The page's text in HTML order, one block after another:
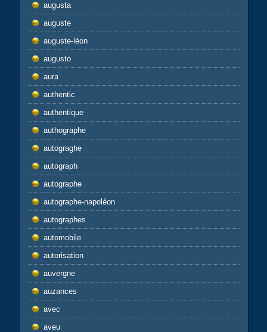
augusta
auguste
auguste-léon
augusto
aura
authentic
authentique
authographe
autograghe
autograph
autographe
autographe-napoléon
autographes
automobile
autorisation
auvergne
auzances
avec
aveu